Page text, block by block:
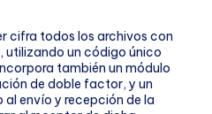
cifra todos los archivos con
un código único
también un módulo
de doble factor, y un
envío y recepción de la